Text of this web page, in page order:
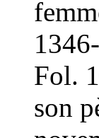
Fol.
son